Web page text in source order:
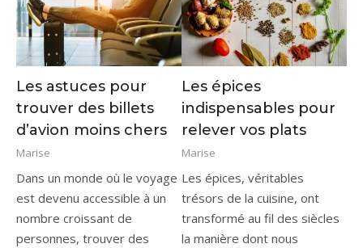
Les astuces pour
trouver des billets
d’avion moins chers
Marise
Dans un monde où le voyage
est devenu accessible à un
nombre croissant de
personnes, trouver des
Les épices
indispensables pour
relever vos plats
Marise
Les épices, véritables
trésors de la cuisine, ont
transformé au fil des siècles
la manière dont nous